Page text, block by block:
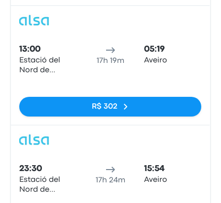
13:00
Estació del
Nord de
17h 19m
05:19
Aveiro
R$ 302
23:30
Estació del
Nord de
17h 24m
15:54
Aveiro